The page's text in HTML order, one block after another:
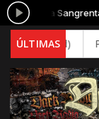
Sangrenta
ÚLTIMAS